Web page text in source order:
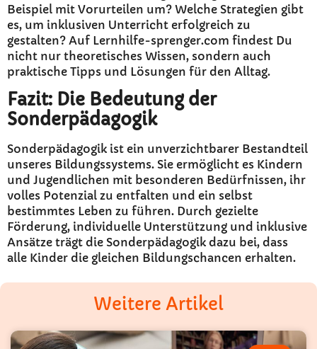
Beispiel mit Vorurteilen um? Welche Strategien gibt
es, um inklusiven Unterricht erfolgreich zu
gestalten? Auf Lernhilfe-sprenger.com findest Du
nicht nur theoretisches Wissen, sondern auch
praktische Tipps und Lösungen für den Alltag.
Fazit: Die Bedeutung der
Sonderpädagogik
Sonderpädagogik ist ein unverzichtbarer Bestandteil
unseres Bildungssystems. Sie ermöglicht es Kindern
und Jugendlichen mit besonderen Bedürfnissen, ihr
volles Potenzial zu entfalten und ein selbst
bestimmtes Leben zu führen. Durch gezielte
Förderung, individuelle Unterstützung und inklusive
Ansätze trägt die Sonderpädagogik dazu bei, dass
alle Kinder die gleichen Bildungschancen erhalten.
Weitere Artikel